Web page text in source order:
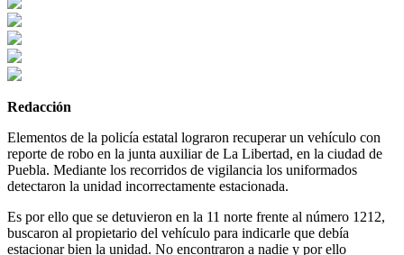
Redacción
Elementos de la policía estatal lograron recuperar un vehículo con
reporte de robo en la junta auxiliar de La Libertad, en la ciudad de
Puebla. Mediante los recorridos de vigilancia los uniformados
detectaron la unidad incorrectamente estacionada.
Es por ello que se detuvieron en la 11 norte frente al número 1212,
buscaron al propietario del vehículo para indicarle que debía
estacionar bien la unidad. No encontraron a nadie y por ello